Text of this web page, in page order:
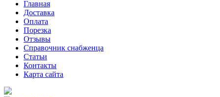
Главная
Доставка
Оплата
Порезка
Отзывы
Справочник снабженца
Статьи
Контакты
Карта сайта